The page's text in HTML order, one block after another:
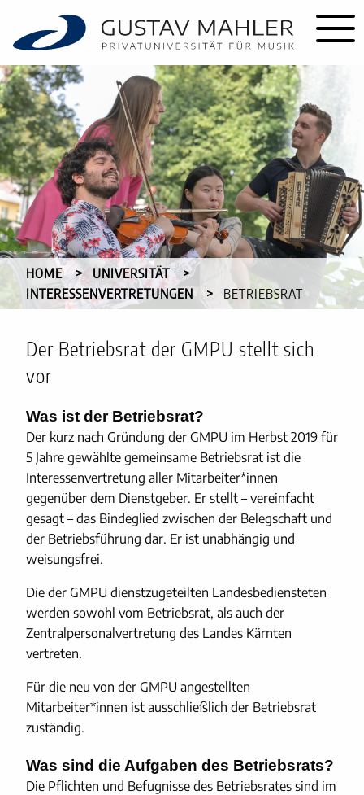
HOME
UNIVERSITÄT
INTERESSENVERTRETUNGEN
CURRENT:
BETRIEBSRAT
Der Betriebsrat der GMPU stellt sich
vor
Was ist der Betriebsrat?
Der kurz nach Gründung der GMPU im Herbst 2019 für
5 Jahre gewählte gemeinsame Betriebsrat ist die
Interessenvertretung aller Mitarbeiter*innen
gegenüber dem Dienstgeber. Er stellt – vereinfacht
gesagt – das Bindeglied zwischen der Belegschaft und
der Betriebsführung dar. Er ist unabhängig und
weisungsfrei.
Die der GMPU dienstzugeteilten Landesbediensteten
werden sowohl vom Betriebsrat, als auch der
Zentralpersonalvertretung des Landes Kärnten
vertreten.
Für die neu von der GMPU angestellten
Mitarbeiter*innen ist ausschließlich der Betriebsrat
zuständig.
Was sind die Aufgaben des Betriebsrats?
Die Pflichten und Befugnisse des Betriebsrates sind im